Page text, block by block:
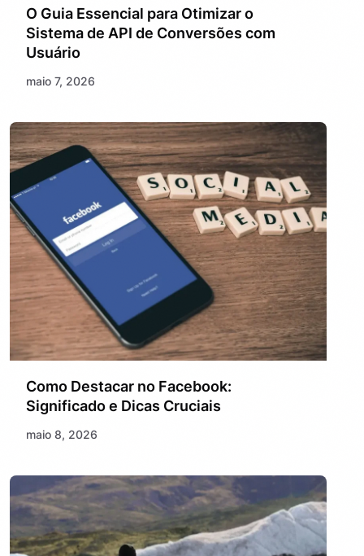
O Guia Essencial para Otimizar o
Sistema de API de Conversões com
Usuário
maio 7, 2026
Como Destacar no Facebook:
Significado e Dicas Cruciais
maio 8, 2026